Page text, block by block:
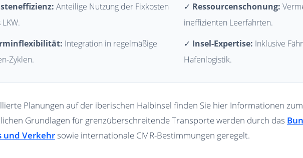
Anteilige Nutzung der Fixkosten
✓ Ressourcenschonung:
ineffizienten Leerfahrten.
Integration in regelmäßige
Zyklen.
✓ Insel-Expertise: Inklusive
Hafenlogistik.
Planungen auf der iberischen Halbinsel finden Sie hier Informationen zum
Grundlagen für grenzüberschreitende Transporte werden durch das
und Verkehrsowie internationale CMR-Bestimmungen geregelt.